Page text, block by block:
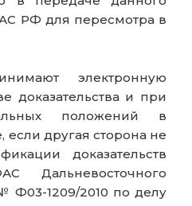
РФ для пересмотра в
электронную
доказательства и при
положений в
если другая сторона не
доказательств
Дальневосточного
Ф03-1209/2010 по делу